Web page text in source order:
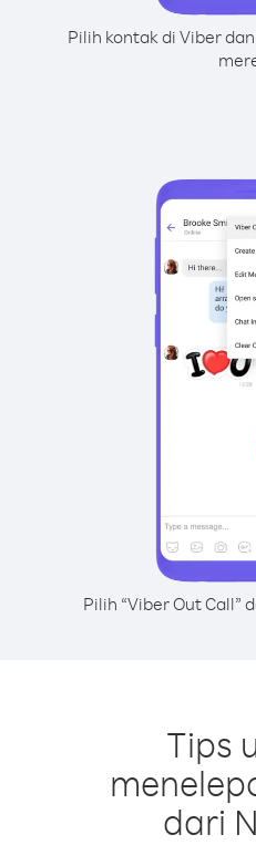
Pilih kontak di Viber
Pilih “Viber Out Call”
Tips
dari